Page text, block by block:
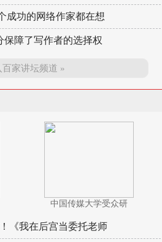
成功的网络作家都在想
障了写作者的选择权
百家讲坛频道 »
中国传媒大学受众研
《我在后宫当委托老师